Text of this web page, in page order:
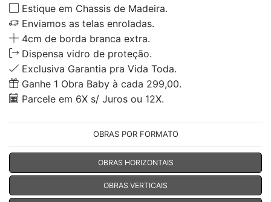
Estique em Chassis de Madeira.
Enviamos as telas enroladas.
4cm de borda branca extra.
Dispensa vidro de proteção.
Exclusiva Garantia pra Vida Toda.
Ganhe 1 Obra Baby à cada 299,00.
Parcele em 6X s/ Juros ou 12X.
OBRAS POR FORMATO
OBRAS HORIZONTAIS
OBRAS VERTICAIS